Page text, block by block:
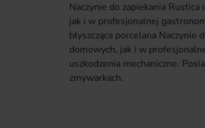
Naczynie do zapiekania
jak i w profesjonalnej
błyszcząca porcelana
domowych, jak i w
uszkodzenia mechaniczne.
zmywarkach.